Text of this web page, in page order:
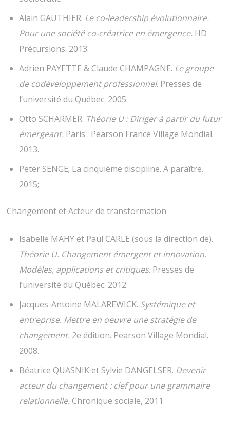
Alain GAUTHIER. Le co-leadership évolutionnaire.
Pour une société co-créatrice en émergence. HD
Précursions. 2013.
Adrien PAYETTE & Claude CHAMPAGNE. Le groupe
de codéveloppement professionnel. Presses de
l’université du Québec. 2005.
Otto SCHARMER. Théorie U : Diriger à partir du futur
émergeant. Paris : Pearson France Village Mondial.
2013.
Peter SENGE; La cinquième discipline. A paraître.
2015;
Changement et Acteur de transformation
Isabelle MAHY et Paul CARLE (sous la direction de).
Théorie U. Changement émergent et innovation.
Modèles, applications et critiques. Presses de
l’université du Québec. 2012.
Jacques-Antoine MALAREWICK. Systémique et
entreprise. Mettre en oeuvre une stratégie de
changement. 2e édition. Pearson Village Mondial.
2008.
Béatrice QUASNIK et Sylvie DANGELSER. Devenir
acteur du changement : clef pour une grammaire
relationnelle. Chronique sociale, 2011.